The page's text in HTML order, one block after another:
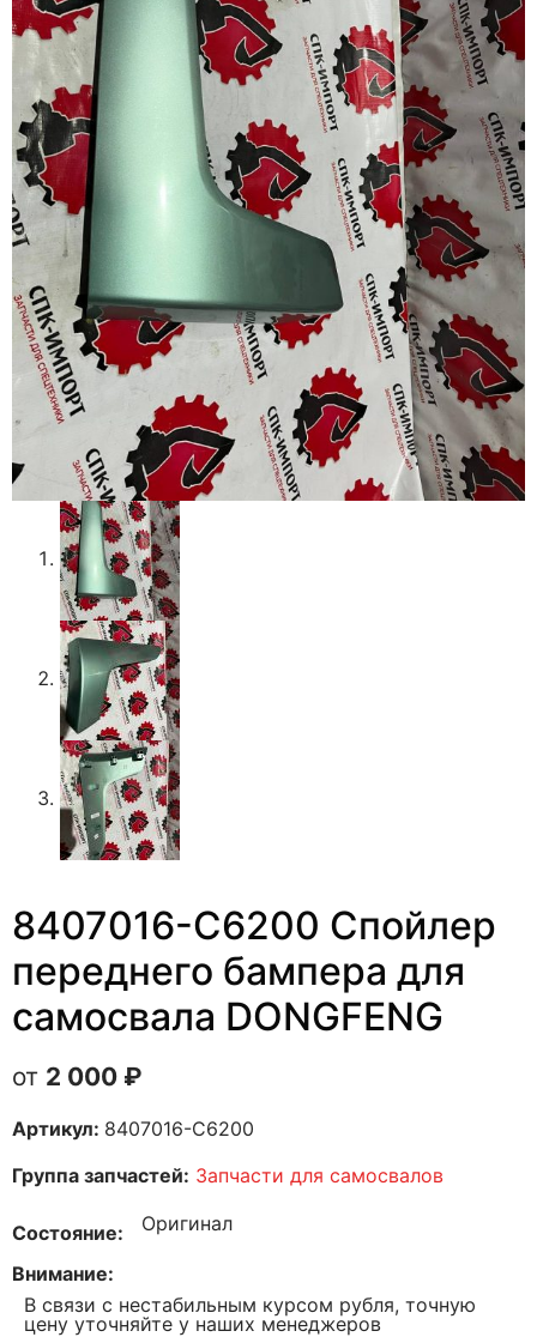
8407016-C6200 Спойлер
переднего бампера для
самосвала DONGFENG
2 000 ₽
Артикул: 8407016-C6200
Группа запчастей: Запчасти для самосвалов
Состояние Оригинал
Внимание
В связи с нестабильным курсом рубля, точную
цену уточняйте у наших менеджеров